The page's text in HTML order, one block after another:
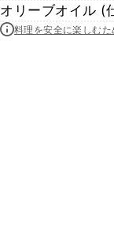
オリーブオイル (
料理を安全に楽しむ